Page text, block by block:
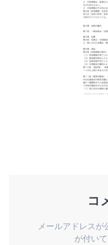
コ
メールアドレスが
が付い